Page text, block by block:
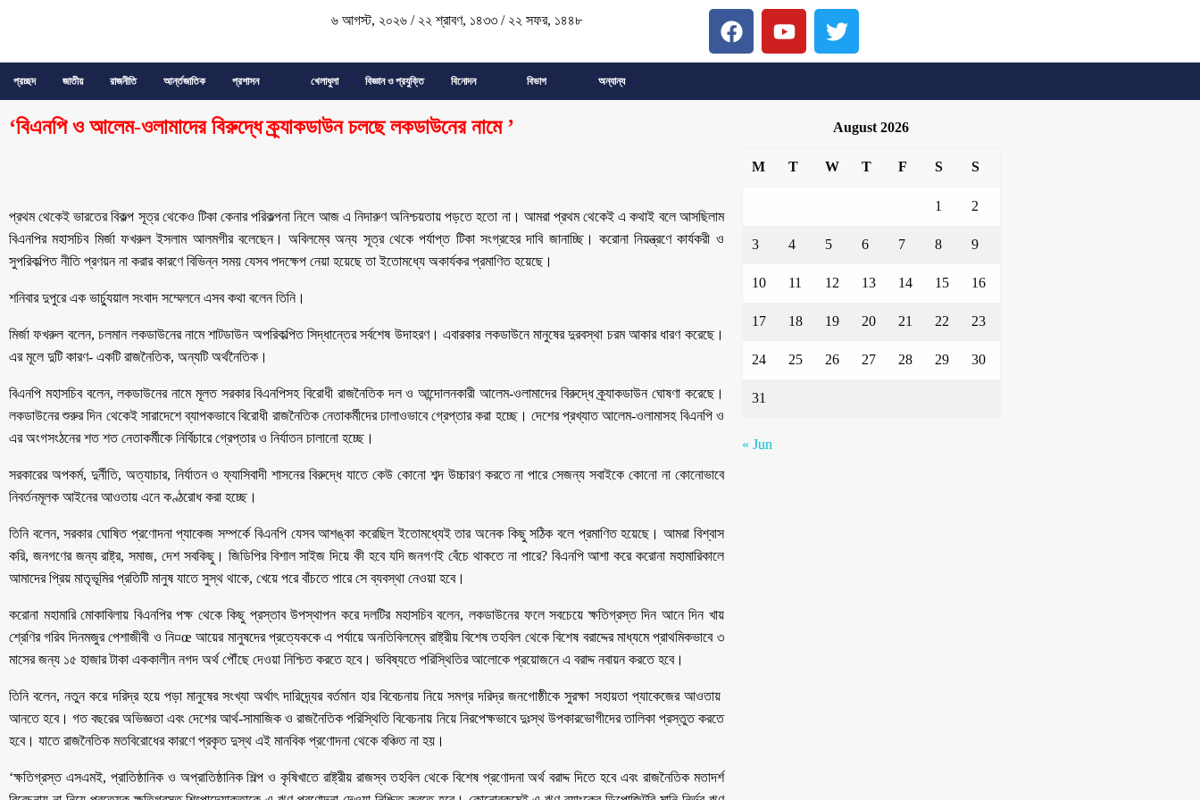
৬ আগস্ট, ২০২৬/ ২২ শ্রাবণ, ১৪৩৩/ ২২ সফর, ১৪৪৮
প্রচ্ছদ জাতীয় রাজনীতি আর্ন্তজাতিক প্রশাসন খেলাধুলা বিজ্ঞান ও প্রযুক্তি বিনোদন বিভাগ অন্যান্য
‘বিএনপি ও আলেম-ওলামাদের বিরুদ্ধে ক্র্যাকডাউন চলছে লকডাউনের নামে ’
প্রথম থেকেই ভারতের বিকল্প সূত্র থেকেও টিকা কেনার পরিকল্পনা নিলে আজ এ নিদারুণ অনিশ্চয়তায় পড়তে হতো না। আমরা প্রথম থেকেই এ কথাই বলে আসছিলাম
বিএনপির মহাসচিব মির্জা ফখরুল ইসলাম আলমগীর বলেছেন। অবিলম্বে অন্য সূত্র থেকে পর্যাপ্ত টিকা সংগ্রহের দাবি জানাচ্ছি। করোনা নিয়ন্ত্রণে কার্যকরী ও
সুপরিকল্পিত নীতি প্রণয়ন না করার কারণে বিভিন্ন সময় যেসব পদক্ষেপ নেয়া হয়েছে তা ইতোমধ্যে অকার্যকর প্রমাণিত হয়েছে।
শনিবার দুপুরে এক ভার্চ্যুয়াল সংবাদ সম্মেলনে এসব কথা বলেন তিনি।
মির্জা ফখরুল বলেন, চলমান লকডাউনের নামে শাটডাউন অপরিকল্পিত সিদ্ধান্তের সর্বশেষ উদাহরণ। এবারকার লকডাউনে মানুষের দুরবস্থা চরম আকার ধারণ করেছে।
এর মূলে দুটি কারণ- একটি রাজনৈতিক, অন্যটি অর্থনৈতিক।
বিএনপি মহাসচিব বলেন, লকডাউনের নামে মূলত সরকার বিএনপিসহ বিরোধী রাজনৈতিক দল ও আন্দোলনকারী আলেম-ওলামাদের বিরুদ্ধে ক্র্যাকডাউন ঘোষণা করেছে।
লকডাউনের শুরুর দিন থেকেই সারাদেশে ব্যাপকভাবে বিরোধী রাজনৈতিক নেতাকর্মীদের ঢালাওভাবে গ্রেপ্তার করা হচ্ছে। দেশের প্রখ্যাত আলেম-ওলামাসহ বিএনপি ও
এর অংগসংঠনের শত শত নেতাকর্মীকে নির্বিচারে গ্রেপ্তার ও নির্যাতন চালানো হচ্ছে।
সরকারের অপকর্ম, দুর্নীতি, অত্যাচার, নির্যাতন ও ফ্যাসিবাদী শাসনের বিরুদ্ধে যাতে কেউ কোনো শব্দ উচ্চারণ করতে না পারে সেজন্য সবাইকে কোনো না কোনোভাবে
নিবর্তনমূলক আইনের আওতায় এনে কণ্ঠরোধ করা হচ্ছে।
তিনি বলেন, সরকার ঘোষিত প্রণোদনা প্যাকেজ সম্পর্কে বিএনপি যেসব আশঙ্কা করেছিল ইতোমধ্যেই তার অনেক কিছু সঠিক বলে প্রমাণিত হয়েছে। আমরা বিশ্বাস
করি, জনগণের জন্য রাষ্ট্র, সমাজ, দেশ সবকিছু। জিডিপির বিশাল সাইজ দিয়ে কী হবে যদি জনগণই বেঁচে থাকতে না পারে? বিএনপি আশা করে করোনা মহামারিকালে
আমাদের প্রিয় মাতৃভূমির প্রতিটি মানুষ যাতে সুস্থ থাকে, খেয়ে পরে বাঁচতে পারে সে ব্যবস্থা নেওয়া হবে।
করোনা মহামারি মোকাবিলায় বিএনপির পক্ষ থেকে কিছু প্রস্তাব উপস্থাপন করে দলটির মহাসচিব বলেন, লকডাউনের ফলে সবচেয়ে ক্ষতিগ্রস্ত দিন আনে দিন খায়
শ্রেণির গরিব দিনমজুর পেশাজীবী ও নি¤œ আয়ের মানুষদের প্রত্যেককে এ পর্যায়ে অনতিবিলম্বে রাষ্ট্রীয় বিশেষ তহবিল থেকে বিশেষ বরাদ্দের মাধ্যমে প্রাথমিকভাবে ৩
মাসের জন্য ১৫ হাজার টাকা এককালীন নগদ অর্থ পৌঁছে দেওয়া নিশ্চিত করতে হবে। ভবিষ্যতে পরিস্থিতির আলোকে প্রয়োজনে এ বরাদ্দ নবায়ন করতে হবে।
তিনি বলেন, নতুন করে দরিদ্র হয়ে পড়া মানুষের সংখ্যা অর্থাৎ দারিদ্র্যের বর্তমান হার বিবেচনায় নিয়ে সমগ্র দরিদ্র জনগোষ্ঠীকে সুরক্ষা সহায়তা প্যাকেজের আওতায়
আনতে হবে। গত বছরের অভিজ্ঞতা এবং দেশের আর্থ-সামাজিক ও রাজনৈতিক পরিস্থিতি বিবেচনায় নিয়ে নিরপেক্ষভাবে দুঃস্থ উপকারভোগীদের তালিকা প্রস্তুত করতে
হবে। যাতে রাজনৈতিক মতবিরোধের কারণে প্রকৃত দুস্থ এই মানবিক প্রণোদনা থেকে বঞ্চিত না হয়।
‘ক্ষতিগ্রস্ত এসএমই, প্রাতিষ্ঠানিক ও অপ্রাতিষ্ঠানিক শিল্প ও কৃষিখাতে রাষ্ট্রীয় রাজস্ব তহবিল থেকে বিশেষ প্রণোদনা অর্থ বরাদ্দ দিতে হবে এবং রাজনৈতিক মতাদর্শ
August 2026
M T W T F S S
1 2
3 4 5 6 7 8 9
10 11 12 13 14 15 16
17 18 19 20 21 22 23
24 25 26 27 28 29 30
31
« Jun